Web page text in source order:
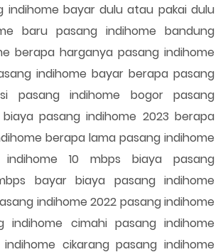
indihome bayar dulu atau pakai dulu
baru pasang indihome bandung
berapa harganya pasang indihome
indihome bayar berapa pasang
pasang indihome bogor pasang
pasang indihome 2023 berapa
berapa lama pasang indihome
10 mbps biaya pasang
bayar biaya pasang indihome
indihome 2022 pasang indihome
indihome cimahi pasang indihome
cikarang pasang indihome